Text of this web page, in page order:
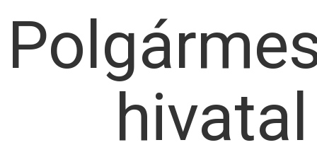
hivatal